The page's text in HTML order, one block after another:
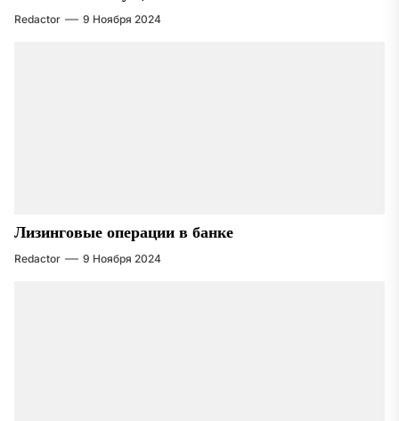
Redactor 9 Ноября 2024
Лизинговые операции в банке
Redactor 9 Ноября 2024